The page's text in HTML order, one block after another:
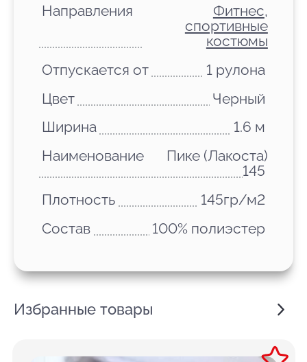
Направления
Фитнес,
спортивные
костюмы
Отпускается от
1 рулона
Цвет
Черный
Ширина
1.6 м
Наименование
Пике (Лакоста)
145
Плотность
145гр/м2
Состав
100% полиэстер
Избранные товары